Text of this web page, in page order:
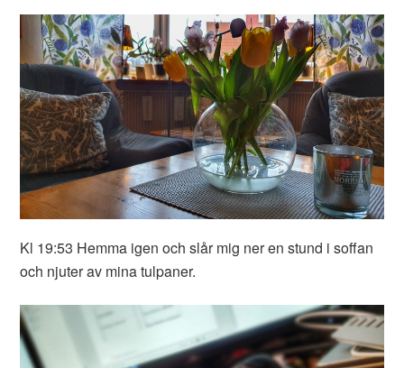
Kl 19:53 Hemma igen och slår mig ner en stund i soffan
och njuter av mina tulpaner.